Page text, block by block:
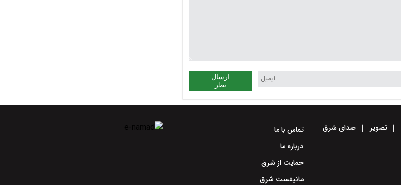
ارسال
نظر
تصویر صدای شرق
تماس با ما
درباره ما
حمایت از شرق
مانیفست شرق